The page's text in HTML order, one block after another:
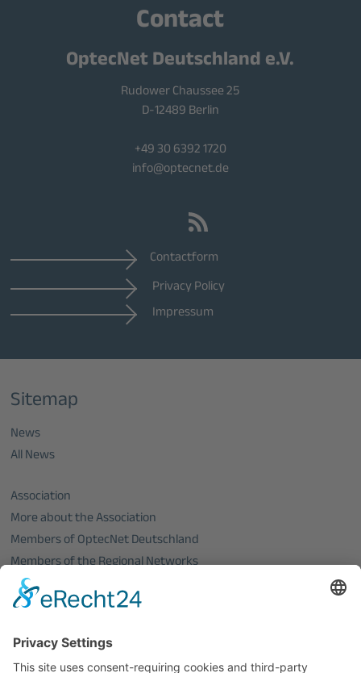
Contact
OptecNet Deutschland e.V.
Rudower Chaussee 25
D-12489 Berlin
+49 30 6392 1720
info@optecnet.de
Contactform
Privacy Policy
Impressum
Sitemap
News
All News
Association
More about the Association
Members of OptecNet Deutschland
Members of the Regional Networks
Become a member
PHOTONICS GERMANY